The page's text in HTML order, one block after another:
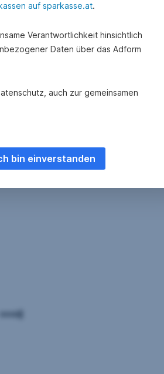
auf sparkasse.at.
Verantwortlichkeit hinsichtlich
Daten über das Adform
auch zur gemeinsamen
bin einverstanden